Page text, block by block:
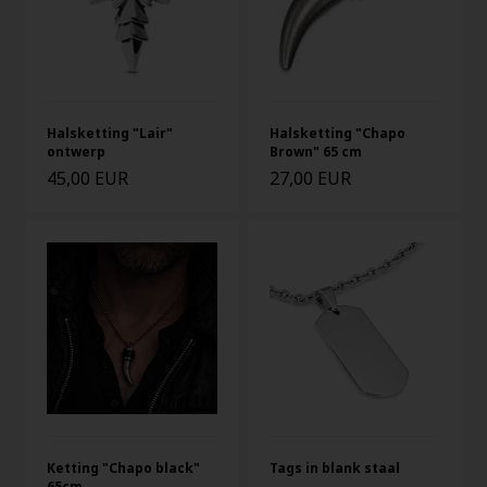
Halsketting "Lair"
ontwerp
45,00 EUR
Halsketting "Chapo
Brown" 65 cm
27,00 EUR
Ketting "Chapo black"
Tags in blank staal